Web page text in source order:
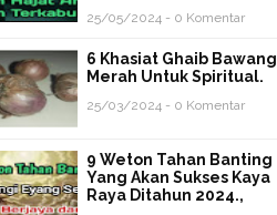
25/05/2024 - 0 Komentar
6 Khasiat Ghaib Bawang
Merah Untuk Spiritual.
25/03/2024 - 0 Komentar
9 Weton Tahan Banting
Yang Akan Sukses Kaya
Raya Ditahun 2024.,